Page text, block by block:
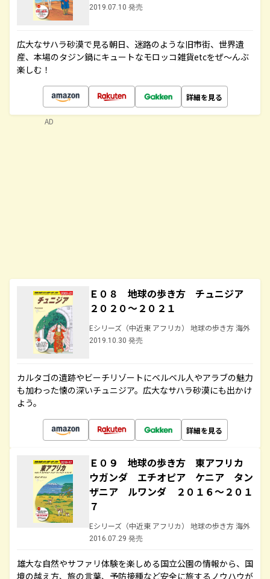
2019.07.10 発売
広大なサハラ砂漠で見る朝日、迷路のような旧市街、世界遺
産、本場のタジン鍋にキュートなモロッコ雑貨etcをぜ～んぶ
楽しむ！
詳細を見る
Ｅ０８ 地球の歩き方 チュニジア
２０２０～２０２１
Eシリーズ（中近東 アフリカ） 地球の歩き方 海外
2019.10.30 発売
カルタゴの遺跡やビーチリゾートにベルベル人やアラブの魅力
も加わった懐の深いチュニジア。広大なサハラ砂漠にも出かけ
よう。
詳細を見る
Ｅ０９ 地球の歩き方 東アフリカ
ウガンダ エチオピア ケニア タン
ザニア ルワンダ ２０１６～２０１
７
Eシリーズ（中近東 アフリカ） 地球の歩き方 海外
2016.07.29 発売
雄大な自然やサファリ体験を楽しめる国立公園の情報から、国
境の越え方、旅の言葉、予防接種など安全に旅するノウハウが
AD